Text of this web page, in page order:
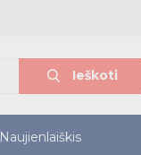
Ieškoti
Naujienlaiškis